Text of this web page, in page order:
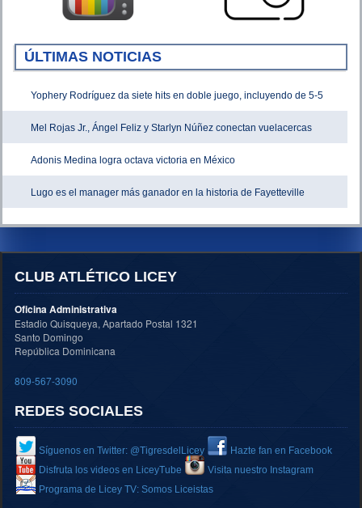
ÚLTIMAS NOTICIAS
Yophery Rodríguez da siete hits en doble juego, incluyendo de 5-5
Mel Rojas Jr., Ángel Feliz y Starlyn Núñez conectan vuelacercas
Adonis Medina logra octava victoria en México
Lugo es el manager más ganador en la historia de Fayetteville
CLUB ATLÉTICO LICEY
Oficina Administrativa
Estadio Quisqueya, Apartado Postal 1321
Santo Domingo
República Dominicana
809-567-3090
REDES SOCIALES
Síguenos en Twitter: @TigresdelLicey
Hazte fan en Facebook
Disfruta los videos en LiceyTube
Visita nuestro Instagram
Programa de Licey TV: Somos Liceistas